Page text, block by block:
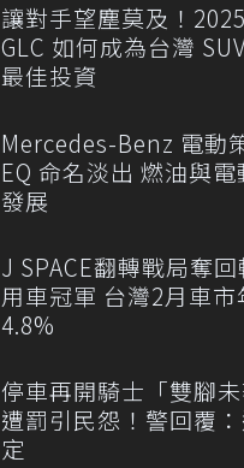
讓對手望塵莫及！
GLC 如何成為台灣
最佳投資
Mercedes-Benz 電動
EQ 命名淡出 燃油與電
發展
J SPACE翻轉戰局奪
用車冠軍 台灣2月車市
4.8%
停車再開騎士「雙腳未
遭罰引民怨！警回覆
定